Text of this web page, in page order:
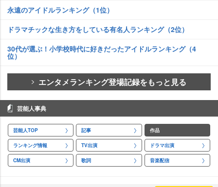
永遠のアイドルランキング（1位）
ドラマチックな生き方をしている有名人ランキング（2位）
30代が選ぶ！小学校時代に好きだったアイドルランキング（4
位）
エンタメランキング登場記録をもっと見る
芸能人事典
芸能人TOP 記事 作品
ランキング情報 TV出演 ドラマ出演
CM出演 歌詞 音楽配信